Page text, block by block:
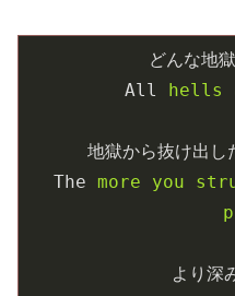
どんな地
All
hells
地獄から抜け出し
The more you
より深